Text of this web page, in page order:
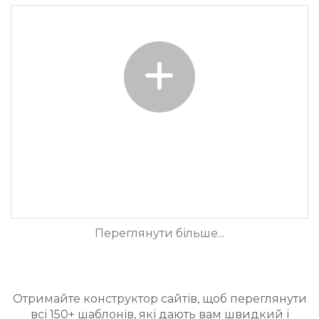
Переглянути більше...
Отримайте конструктор сайтів, щоб переглянути
всі 150+ шаблонів, які дають вам швидкий і